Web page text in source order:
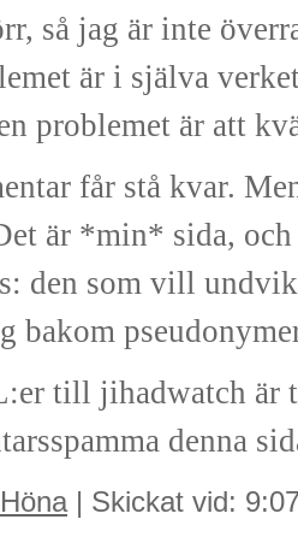
så jag är inte
är i själva
problemet är att
får stå kvar.
är *min* sida,
den som vill
bakom
till jihadwatch är
denna
| Skickat vid: